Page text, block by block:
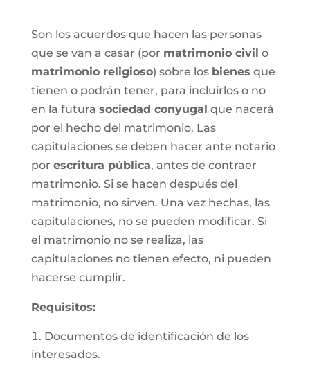
Son los acuerdos que hacen las personas
que se van a casar (por matrimonio civil o
matrimonio religioso) sobre los bienes que
tienen o podrán tener, para incluirlos o no
en la futura sociedad conyugal que nacerá
por el hecho del matrimonio. Las
capitulaciones se deben hacer ante notario
por escritura pública, antes de contraer
matrimonio. Si se hacen después del
matrimonio, no sirven. Una vez hechas, las
capitulaciones, no se pueden modificar. Si
el matrimonio no se realiza, las
capitulaciones no tienen efecto, ni pueden
hacerse cumplir.
Requisitos:
Documentos de identificación de los
interesados.